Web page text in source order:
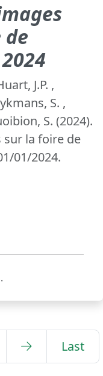
J.P. ,
S. ,
S. (2024).
sur la foire de
01/2024.
Last